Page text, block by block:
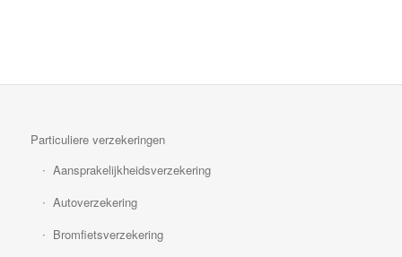
Particuliere verzekeringen
Aansprakelijkheidsverzekering
Autoverzekering
Bromfietsverzekering